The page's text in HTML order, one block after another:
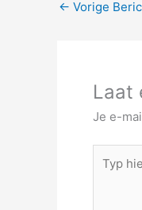
← Vorige
Laat
Je e-
hier...